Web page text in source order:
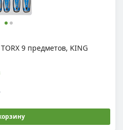
9 предметов, KING